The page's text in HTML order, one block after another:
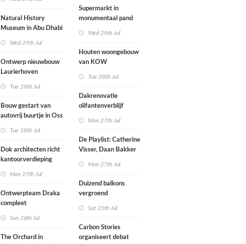
huis
Natural History
Museum in Abu Dhabi
Wed 29th Jul
Ontwerp nieuwbouw
Laurierhoven
Tue 28th Jul
Bouw gestart van
autovrij buurtje in Oss
Tue 28th Jul
Dok architecten richt
kantoorverdieping
hernieuwd in
Mon 27th Jul
Ontwerpteam Draka
compleet
Sun 26th Jul
The Orchard in
Supermarkt in
monumentaal pand
Wed 29th Jul
Houten woongebouw
van KOW
herontwikkeling
ziekenhuisterrein
Tue 28th Jul
Dakrenovatie
olifantenverblijf
Mon 27th Jul
De Playlist: Catherine
Visser, Daan Bakker
kamerensemble
Mon 27th Jul
Duizend balkons
vergroend
Sat 25th Jul
Carbon Stories
organiseert debat